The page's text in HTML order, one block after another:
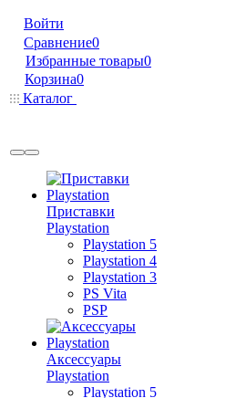
Войти
Сравнение0
Избранные товары0
Корзина0
Каталог
Приставки
Playstation
Playstation 5
Playstation 4
Playstation 3
PS Vita
PSP
Аксессуары
Playstation
Playstation 5